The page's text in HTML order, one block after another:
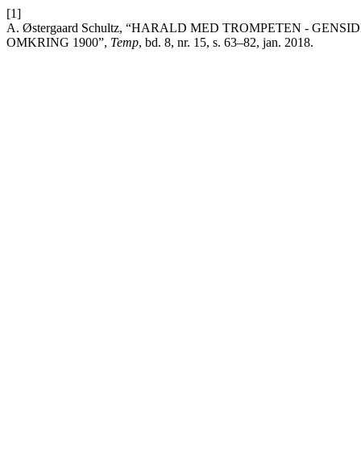
[1]
A. Østergaard Schultz, “HARALD MED TROMPETEN -
OMKRING 1900”, Temp, bd. 8, nr. 15, s. 63–82, jan. 2018.